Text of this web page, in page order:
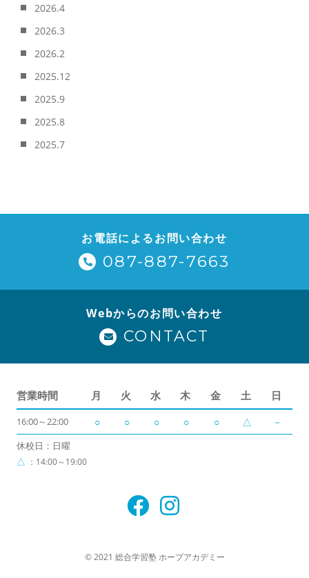
2026.4
2026.3
2026.2
2025.12
2025.9
2025.8
2025.7
お電話によるお問い合わせ
087-887-7663
Webからのお問い合わせ
CONTACT
営業時間 月 火 水 木 金 土 日
16:00～22:00 ○ ○ ○ ○ ○ △ －
休校日：日曜
△ ：14:00～19:00
© 2021 総合学習塾 ホープアカデミー